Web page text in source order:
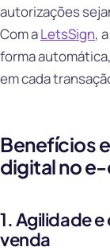
autorizações
Com aLetsSign,
forma
em cada
Benefícios
digital no
1. Agilidade
venda